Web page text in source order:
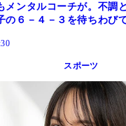
メンタルコーチが。不調
の６－４－３を待ちわび
スポーツ